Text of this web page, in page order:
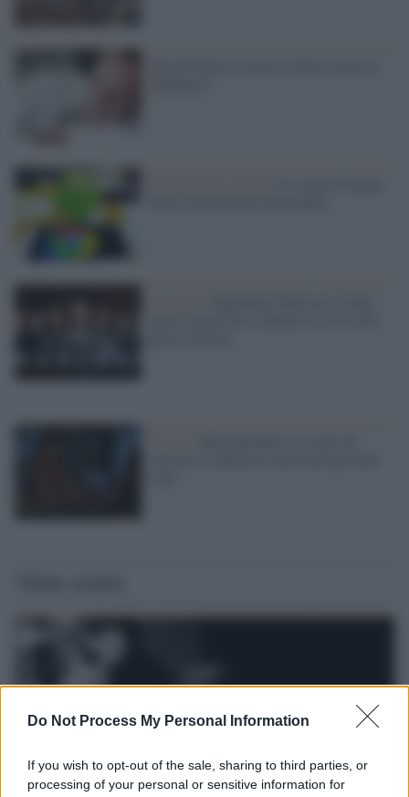
Do Not Process My Personal Information
If you wish to opt-out of the sale, sharing to third parties, or
processing of your personal or sensitive information for